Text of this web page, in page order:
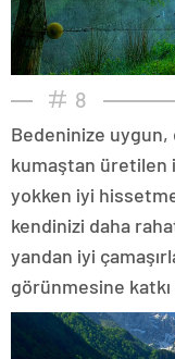
8
Bedeninize uygun,
kumaştan üretilen
yokken iyi
kendinizi daha
yandan iyi
görünmesine katkı